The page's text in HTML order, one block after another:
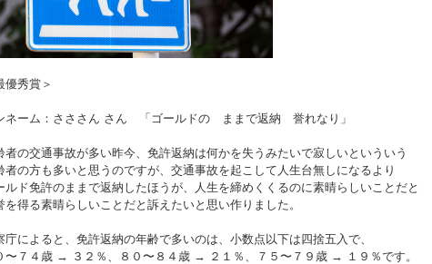
優秀賞＞
ネーム：さささん さん 「ゴールドの ままで返納 誉れなり」
者の交通事故が多い昨今、免許返納は何かを失うみたいで寂しいといういう
者の方も多いと思うのですが、交通事故を起こして人生台無しになるより
ルド免許のままで返納したほうが、人生を締めくくるのに素晴らしいことだと
を得る素晴らしいことだと訴えたいと思い作りました。
庁によると、免許返納の年齢で多いのは、小数点以下は四捨五入で、
〜７４歳 → ３２％、８０〜８４歳 → ２１％、７５〜７９歳 → １９％です。